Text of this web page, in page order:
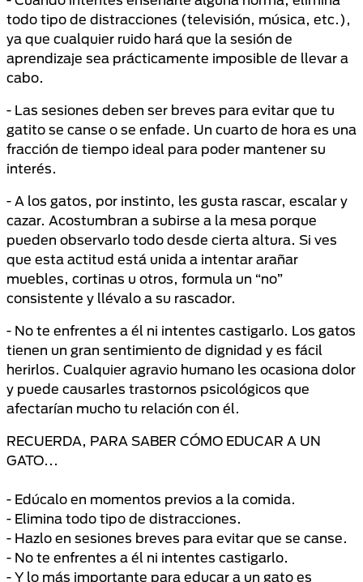
todo tipo de distracciones (televisión, música, etc.),
ya que cualquier ruido hará que la sesión de
aprendizaje sea prácticamente imposible de llevar a
cabo.
- Las sesiones deben ser breves para evitar que tu
gatito se canse o se enfade. Un cuarto de hora es una
fracción de tiempo ideal para poder mantener su
interés.
- A los gatos, por instinto, les gusta rascar, escalar y
cazar. Acostumbran a subirse a la mesa porque
pueden observarlo todo desde cierta altura. Si ves
que esta actitud está unida a intentar arañar
muebles, cortinas u otros, formula un “no”
consistente y llévalo a su rascador.
- No te enfrentes a él ni intentes castigarlo. Los gatos
tienen un gran sentimiento de dignidad y es fácil
herirlos. Cualquier agravio humano les ocasiona dolor
y puede causarles trastornos psicológicos que
afectarían mucho tu relación con él.
RECUERDA, PARA SABER CÓMO EDUCAR A UN
GATO...
- Edúcalo en momentos previos a la comida.
- Elimina todo tipo de distracciones.
- Hazlo en sesiones breves para evitar que se canse.
- No te enfrentes a él ni intentes castigarlo.
- Y lo más importante para educar a un gato es